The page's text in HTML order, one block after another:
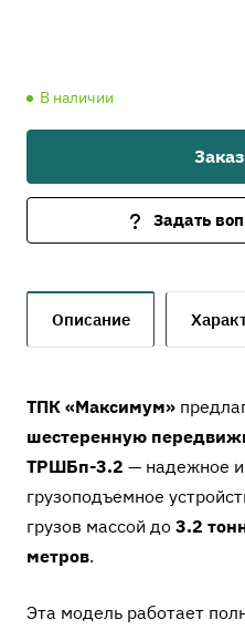
В наличии
Задать
Описание
ТПК «Максимум»
шестеренную
ТРШБп-3.2 — надежное
грузоподъемное
грузов массой до 3.2
метров.
Эта модель работает